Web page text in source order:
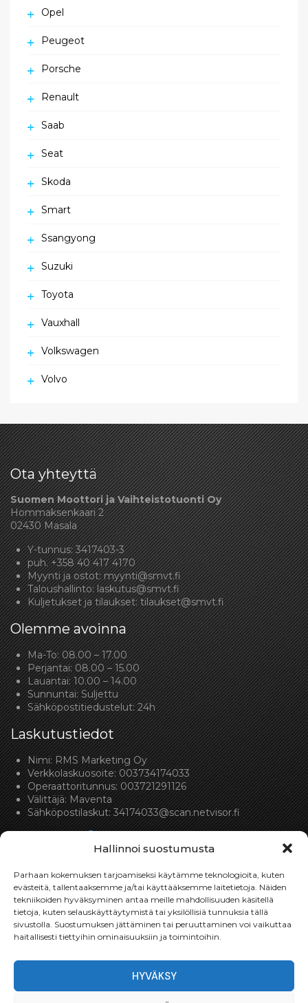
Hallinnoi suostumusta
Parhaan kokemuksen tarjoamiseksi käytämme teknologioita, kuten
evästeitä, tallentaaksemme ja/tai käyttääksemme laitetietoja. Näiden
tekniikoiden hyväksyminen antaa meille mahdollisuuden käsitellä
tietoja, kuten selauskäyttäytymistä tai yksilöllisiä tunnuksia tällä
sivustolla. Suostumuksen jättäminen tai peruuttaminen voi vaikuttaa
haitallisesti tiettyihin ominaisuuksiin ja toimintoihin.
HYVÄKSY
Opel
Peugeot
Porsche
Renault
Saab
Seat
Skoda
Smart
Ssangyong
Suzuki
Toyota
Vauxhall
Volkswagen
Volvo
Ota yhteyttä
Suomen Moottori ja Vaihteistotuonti Oy
Hommaksenkaari 2
02430 Masala
Y-tunnus: 3417403-3
puh.+358 40 417 4170
Myynti ja ostot:myynti@smvt.fi
Taloushallinto:laskutus@smvt.fi
Kuljetukset ja tilaukset:tilaukset@smvt.fi
Olemme avoinna
Ma-To: 08.00 – 17.00
Perjantai: 08.00 – 15.00
Lauantai: 10.00 – 14.00
Sunnuntai: Suljettu
Sähköpostitiedustelut: 24h
Laskutustiedot
Nimi: RMS Marketing Oy
Verkkolaskuosoite: 003734174033
Operaattoritunnus: 003721291126
Välittäjä: Maventa
Sähköpostilaskut:34174033@scan.netvisor.fi
Toimitukset
Toimitamme osat perille toimitusperiaatteella siihen
osan toimitettavan.
Toimitusaika on yleensä noin yksi (1) viikko tilauspäivästä.
Toimitus- & takuuehdot